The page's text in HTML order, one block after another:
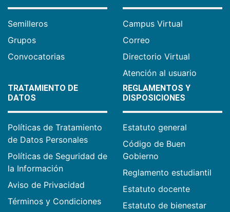
Semilleros
Grupos
Convocatorias
Campus Virtual
Correo
Directorio Virtual
Atención al usuario
TRATAMIENTO DE
DATOS
Políticas de Tratamiento
de Datos Personales
Políticas de Seguridad de
la Información
Aviso de Privacidad
Términos y Condiciones
REGLAMENTOS Y
DISPOSICIONES
Estatuto general
Código de Buen
Gobierno
Reglamento estudiantil
Estatuto docente
Estatuto de bienestar